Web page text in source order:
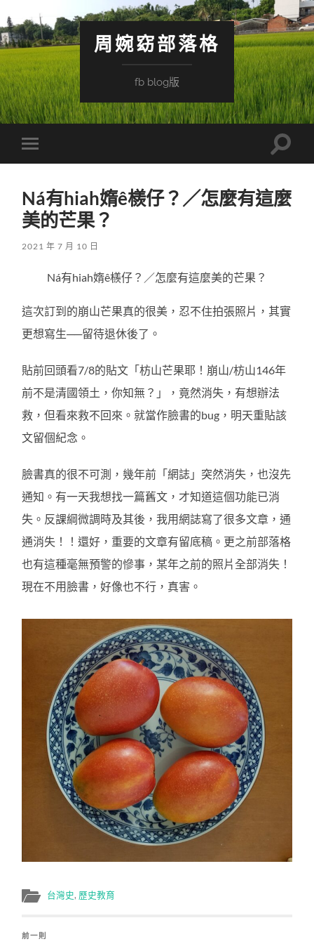
周婉窈部落格
fb blog版
Toggle
mobile
Toggle
Ná有hiah媠ê檨仔？／怎麼有這麼
美的芒果？
2021 年 7 月 10 日
Ná有hiah媠ê檨仔？／怎麼有這麼美的芒果？
這次訂到的崩山芒果真的很美，忍不住拍張照片，其實
更想寫生──留待退休後了。
貼前回頭看7/8的貼文「枋山芒果耶！崩山/枋山146年
前不是清國領土，你知無？」，竟然消失，有想辦法
救，但看來救不回來。就當作臉書的bug，明天重貼該
文留個紀念。
臉書真的很不可測，幾年前「網誌」突然消失，也沒先
通知。有一天我想找一篇舊文，才知道這個功能已消
失。反課綱微調時及其後，我用網誌寫了很多文章，通
通消失！！還好，重要的文章有留底稿。更之前部落格
也有這種毫無預警的慘事，某年之前的照片全部消失！
現在不用臉書，好像也不行，真害。
台灣史, 歷史教育
前一則